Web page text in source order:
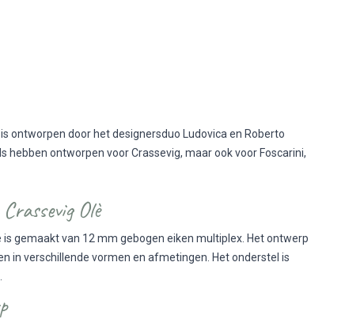
ontworpen door het designersduo Ludovica en Roberto
hebben ontworpen voor Crassevig, maar ook voor Foscarini,
Olè
is gemaakt van 12 mm gebogen eiken multiplex. Het ontwerp
in verschillende vormen en afmetingen. Het onderstel is